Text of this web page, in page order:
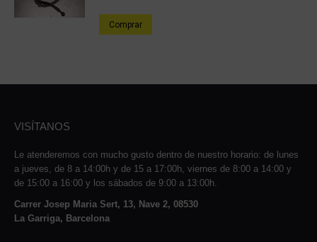
Comprar
VISÍTANOS
Le atenderemos con mucho gusto dentro de nuestro horario: de lunes
a jueves, de 8 a 14:00h y de 15 a 17:00h, viernes de 8:00 a 14:00 y
de 15:00 a 16:00 y los sábados de 9:00 a 13:00h.
Carrer Josep Maria Sert, 13, Nave 2, 08530
La Garriga, Barcelona